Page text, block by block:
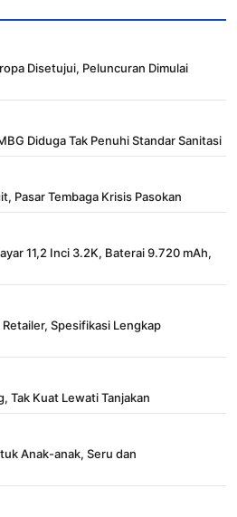
Disetujui, Peluncuran Dimulai
Diduga Tak Penuhi Standar Sanitasi
Pasar Tembaga Krisis Pasokan
11,2 Inci 3.2K, Baterai 9.720 mAh,
Spesifikasi Lengkap
Tak Kuat Lewati Tanjakan
Anak-anak, Seru dan